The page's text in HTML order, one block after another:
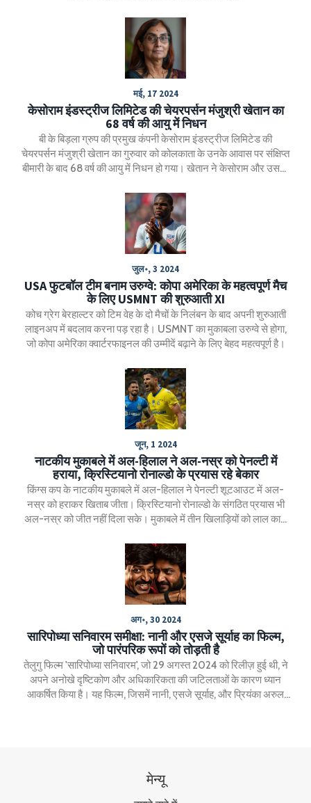
मई, 17 2024
केसोराम इंडस्ट्रीज लिमिटेड की चेयरपर्सन मंजुश्री खेतान का
68 वर्ष की आयु में निधन
बी के बिड़ला ग्रुप की प्रमुख कंपनी केसोराम इंडस्ट्रीज लिमिटेड की
चेयरपर्सन मंजुश्री खेतान का गुरुवार को कोलकाता के उनके आवास पर संक्षिप्त
बीमारी के बाद 68 वर्ष की आयु में निधन हो गया। खेतान ने केसोराम और उसकी
में उनके योगदान को हमेशा याद किया जाएगा।
जुल॰, 3 2024
USA फुटबॉल टीम बनाम उरुग्वे: कोपा अमेरिका के महत्वपूर्ण मैच
के लिए USMNT की शुरुआती XI
कोच ग्रेग बेरहाल्टर को टिम वेह के दो मैचों के निलंबन के बाद अपनी शुरुआती
लाइनअप में बदलाव करना पड़ रहा है। USMNT का मुकाबला उरुग्वे से होगा,
जो कोपा अमेरिका क्वार्टरफाइनल की उम्मीदें बढ़ाने के लिए बेहद महत्वपूर्ण है।
जून, 1 2024
नाटकीय मुकाबले में अल-हिलाल ने अल-नस्र को पेनल्टी में
हराया, क्रिस्टियानो रोनाल्डो के प्रयास रहे बेकार
किंग्स कप के नाटकीय मुकाबले में अल-हिलाल ने पेनल्टी शूटआउट में अल-
नस्र को हराकर खिताब जीता। क्रिस्टियानो रोनाल्डो के संगठित प्रयास भी
अल-नस्र को जीत नहीं दिला सके। मुकाबले में तीन खिलाड़ियों को लाल कार्ड
की।
अग॰, 30 2024
सारिपोध्या सनिवारम समीक्षा: नानी और एसजे सूर्याह का फ‍िल्म,
जो पारंपरिक रूपों को तोड़ती है
तेलुगु फिल्म 'सारिपोध्या सनिवारम', जो 29 अगस्त 2024 को रिलीज़ हुई थी, ने
अपने अनोखे दृष्टिकोण और अधिकारिकता की जटिलताओं के कारण ध्यान
आकर्षित किया है। यह फिल्म, जिसमें नानी, एसजे सूर्याह, और प्रियंका अरुल
मेन्यू